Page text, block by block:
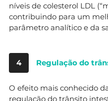
níveis de colesterol LDL
contribuindo para um
parâmetro analítico e da
4 Regulação do
O efeito mais conhecido
regulação do trânsito